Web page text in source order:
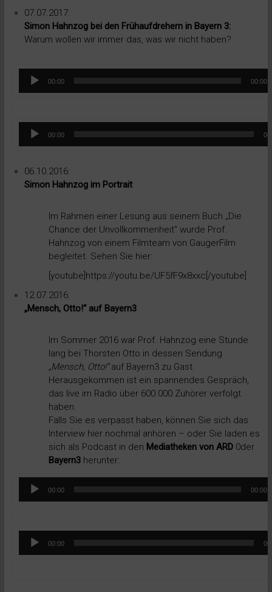
07.07.2017:
Simon Hahnzog bei den Frühaufdrehern in Bayern 3:
Warum wollen wir immer das, was wir nicht haben?
Audio-
Player
00:00 00:00
Audio-
Player
00:00
06.10.2016:
Simon Hahnzog im Portrait
Im Rahmen einer Lesung aus seinem Buch „Die
Chance der Unvollkommenheit“ wurde Prof.
Hahnzog von einem Filmteam von GaugerFilm
begleitet. Sehen Sie hier:
[youtube]https://youtu.be/UF5fF9x8xxc[/youtube]
12.07.2016:
„Mensch, Otto!“ auf Bayern3
Im Sommer 2016 war Prof. Hahnzog eine Stunde
lang bei Thorsten Otto in dessen Sendung
„Mensch, Otto!“auf Bayern3 zu Gast.
Herausgekommen ist ein spannendes Gespräch,
das live im Radio über 600.000 Zuhörer verfolgt
haben.
Falls Sie es verpasst haben, können Sie sich das
Interview hier nochmal anhören – oder Sie laden es
sich als Podcast in den Mediatheken von ARD0der
Bayern3herunter:
Audio-
Player
00:00 00:00
Audio-
Player
00:00